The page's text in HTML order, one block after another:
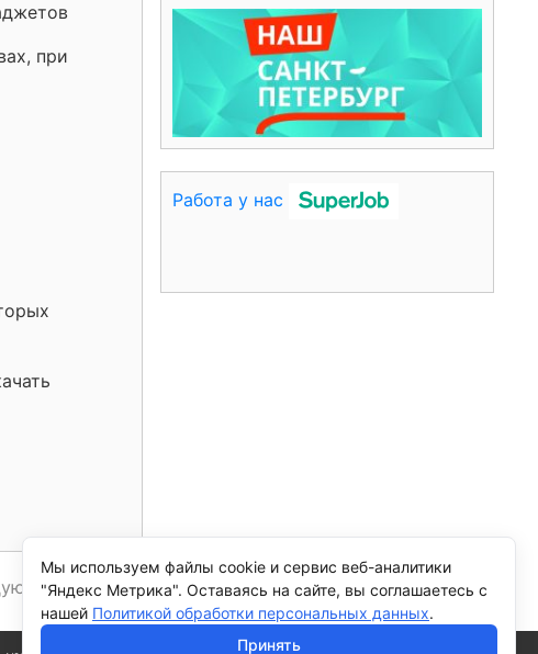
при
запись >
Работа у нас
Мы используем файлы cookie и сервис веб-аналитики
"Яндекс Метрика". Оставаясь на сайте, вы соглашаетесь с
нашей Политикой обработки персональных данных.
Принять